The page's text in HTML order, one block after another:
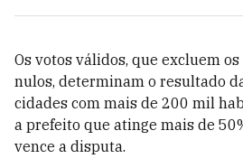
Os votos válidos, que excluem
nulos, determinam o resultado
cidades com mais de 200 mil
a prefeito que atinge mais de
vence a disputa.